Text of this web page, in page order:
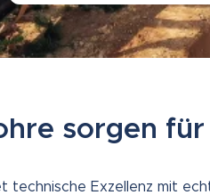
sorgen
technische Exzellenz mit